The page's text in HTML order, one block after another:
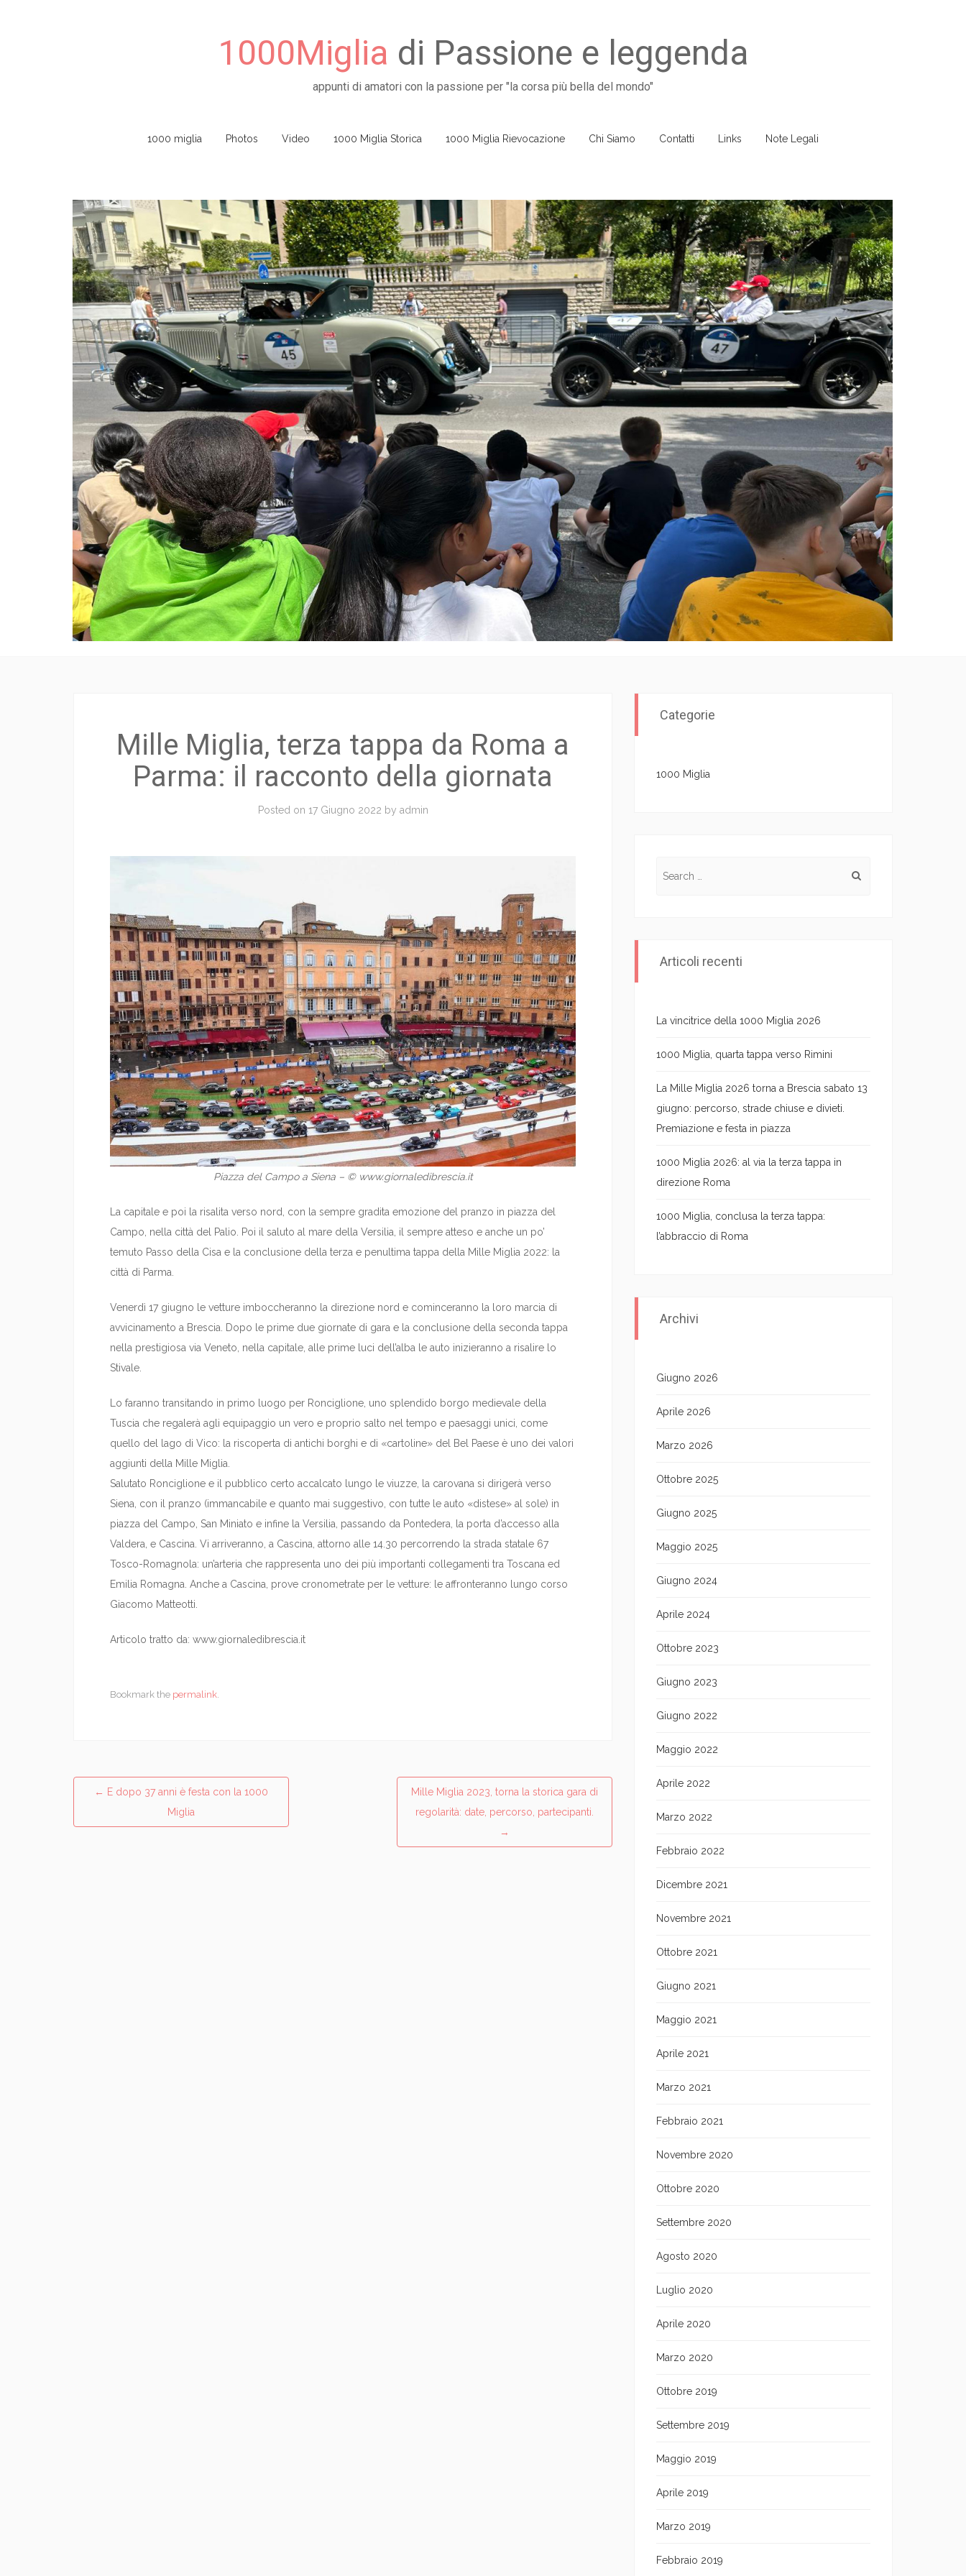
1000Miglia di Passione e leggenda
appunti di amatori con la passione per "la corsa più bella del mondo"
1000 miglia Photos Video 1000 Miglia Storica 1000 Miglia Rievocazione Chi Siamo Contatti Links Note Legali
Mille Miglia, terza tappa da Roma a
Parma: il racconto della giornata
Posted on 17 Giugno 2022 by admin
Piazza del Campo a Siena – © www.giornaledibrescia.it
La capitale e poi la risalita verso nord, con la sempre gradita emozione del pranzo in piazza del
Campo, nella città del Palio. Poi il saluto al mare della Versilia, il sempre atteso e anche un po’
temuto Passo della Cisa e la conclusione della terza e penultima tappa della Mille Miglia 2022: la
città di Parma.
Venerdì 17 giugno le vetture imboccheranno la direzione nord e cominceranno la loro marcia di
avvicinamento a Brescia. Dopo le prime due giornate di gara e la conclusione della seconda tappa
nella prestigiosa via Veneto, nella capitale, alle prime luci dell’alba le auto inizieranno a risalire lo
Stivale.
Lo faranno transitando in primo luogo per Ronciglione, uno splendido borgo medievale della
Tuscia che regalerà agli equipaggio un vero e proprio salto nel tempo e paesaggi unici, come
quello del lago di Vico: la riscoperta di antichi borghi e di «cartoline» del Bel Paese è uno dei valori
aggiunti della Mille Miglia.
Salutato Ronciglione e il pubblico certo accalcato lungo le viuzze, la carovana si dirigerà verso
Siena, con il pranzo (immancabile e quanto mai suggestivo, con tutte le auto «distese» al sole) in
piazza del Campo, San Miniato e infine la Versilia, passando da Pontedera, la porta d’accesso alla
Valdera, e Cascina. Vi arriveranno, a Cascina, attorno alle 14.30 percorrendo la strada statale 67
Tosco-Romagnola: un’arteria che rappresenta uno dei più importanti collegamenti tra Toscana ed
Emilia Romagna. Anche a Cascina, prove cronometrate per le vetture: le affronteranno lungo corso
Giacomo Matteotti.
Articolo tratto da: www.giornaledibrescia.it
Bookmark the permalink
Post navigation
← E dopo 37 anni è festa con la 1000
Miglia
Mille Miglia 2023, torna la storica gara di
regolarità: date, percorso, partecipanti.
→
Categorie
1000 Miglia
Articoli recenti
La vincitrice della 1000 Miglia 2026
1000 Miglia, quarta tappa verso Rimini
La Mille Miglia 2026 torna a Brescia sabato 13
giugno: percorso, strade chiuse e divieti.
Premiazione e festa in piazza
1000 Miglia 2026: al via la terza tappa in
direzione Roma
1000 Miglia, conclusa la terza tappa:
l’abbraccio di Roma
Archivi
Giugno 2026
Aprile 2026
Marzo 2026
Ottobre 2025
Giugno 2025
Maggio 2025
Giugno 2024
Aprile 2024
Ottobre 2023
Giugno 2023
Giugno 2022
Maggio 2022
Aprile 2022
Marzo 2022
Febbraio 2022
Dicembre 2021
Novembre 2021
Ottobre 2021
Giugno 2021
Maggio 2021
Aprile 2021
Marzo 2021
Febbraio 2021
Novembre 2020
Ottobre 2020
Settembre 2020
Agosto 2020
Luglio 2020
Aprile 2020
Marzo 2020
Ottobre 2019
Settembre 2019
Maggio 2019
Aprile 2019
Marzo 2019
Febbraio 2019